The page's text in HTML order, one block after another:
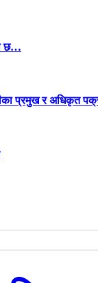
छ…
प्रमुख र अधिकृत